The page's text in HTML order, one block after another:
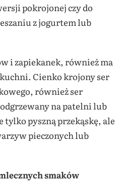
pokrojonej czy do
z jogurtem lub
i zapiekanek, również ma
Cienko krojony ser
również ser
na patelni lub
pyszną przekąskę, ale
pieczonych lub
smaków